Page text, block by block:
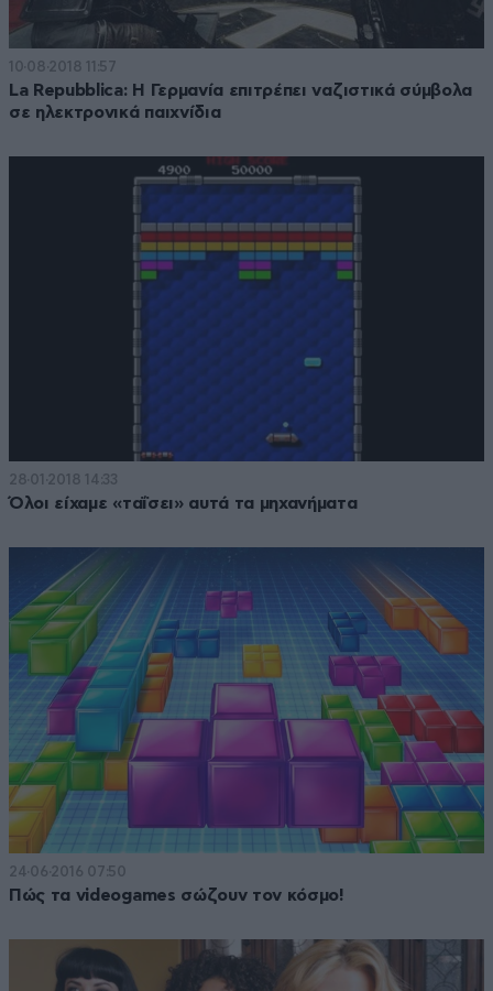
10·08·2018 11:57
La Repubblica: H Γερμανία επιτρέπει ναζιστικά σύμβολα
σε ηλεκτρονικά παιχνίδια
28·01·2018 14:33
Όλοι είχαμε «ταΐσει» αυτά τα μηχανήματα
24·06·2016 07:50
Πώς τα videogames σώζουν τον κόσμο!